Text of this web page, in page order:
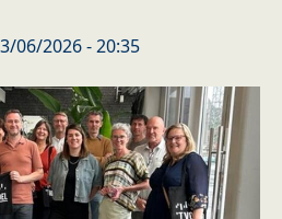
06/2026 - 20:35